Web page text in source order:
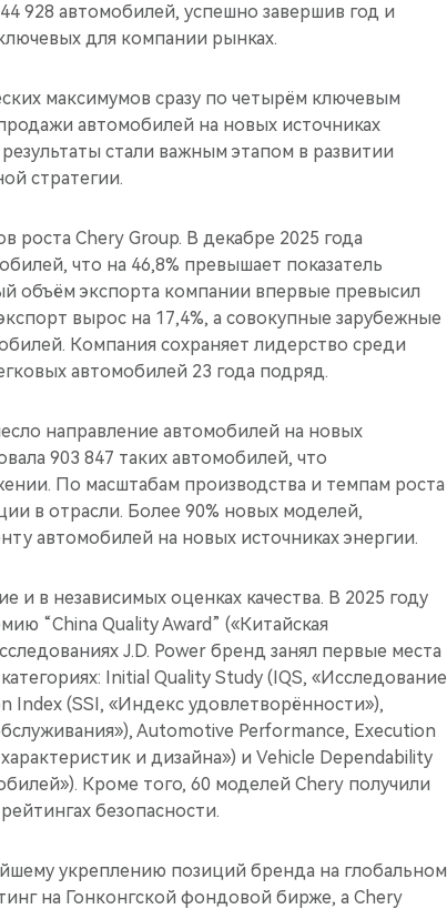
928 автомобилей, успешно завершив год и
для компании рынках.
максимумов сразу по четырём ключевым
автомобилей на новых источниках
стали важным этапом в развитии
стратегии.
роста Chery Group. В декабре 2025 года
что на 46,8% превышает показатель
объём экспорта компании впервые превысил
вырос на 17,4%, а совокупные зарубежные
Компания сохраняет лидерство среди
автомобилей 23 года подряд.
направление автомобилей на новых
903 847 таких автомобилей, что
По масштабам производства и темпам роста
в отрасли. Более 90% новых моделей,
автомобилей на новых источниках энергии.
в независимых оценках качества. В 2025 году
“China Quality Award” («Китайская
J.D. Power бренд занял первые места
Initial Quality Study (IQS, «Исследование
Index (SSI, «Индекс удовлетворённости»),
Automotive Performance, Execution
и дизайна») и Vehicle Dependability
Кроме того, 60 моделей Chery получили
безопасности.
укреплению позиций бренда на глобальном
на Гонконгской фондовой бирже, а Chery